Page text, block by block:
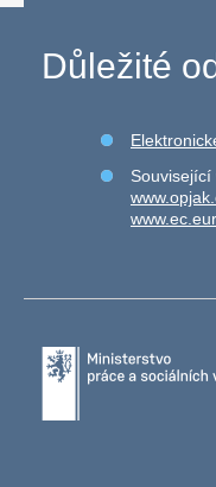
Důležité
Související